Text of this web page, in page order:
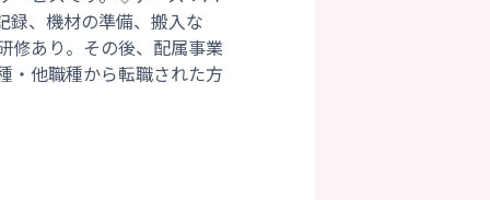
録、機材の準備、搬入な
修あり。その後、配属事業
・他職種から転職された方